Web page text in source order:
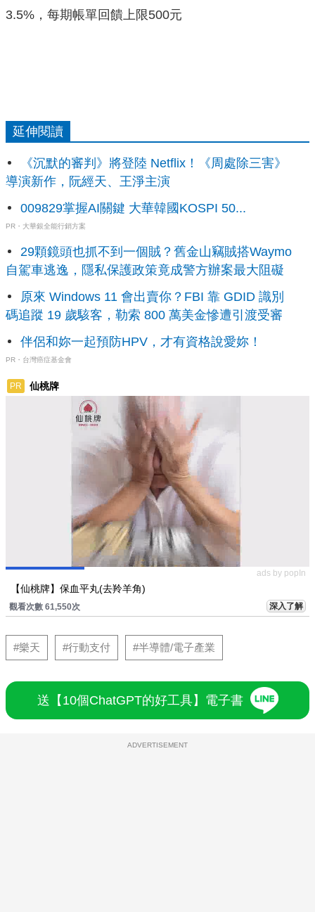
3.5%，每期帳單回饋上限500元
延伸閱讀
《沉默的審判》將登陸 Netflix！《周處除三害》
導演新作，阮經天、王淨主演
009829掌握AI關鍵 大華韓國KOSPI 50...
PR・大華銀全能行銷方案
29顆鏡頭也抓不到一個賊？舊金山竊賊搭Waymo
自駕車逃逸，隱私保護政策竟成警方辦案最大阻礙
原來 Windows 11 會出賣你？FBI 靠 GDID 識別
碼追蹤 19 歲駭客，勒索 800 萬美金慘遭引渡受審
伴侶和妳一起預防HPV，才有資格說愛妳！
PR・台灣癌症基金會
PR 仙桃牌
ads by popIn
【仙桃牌】保血平丸(去羚羊角)
觀看次數 61,550次 深入了解
#樂天 #行動支付 #半導體/電子產業
送【10個ChatGPT的好工具】電子書
ADVERTISEMENT